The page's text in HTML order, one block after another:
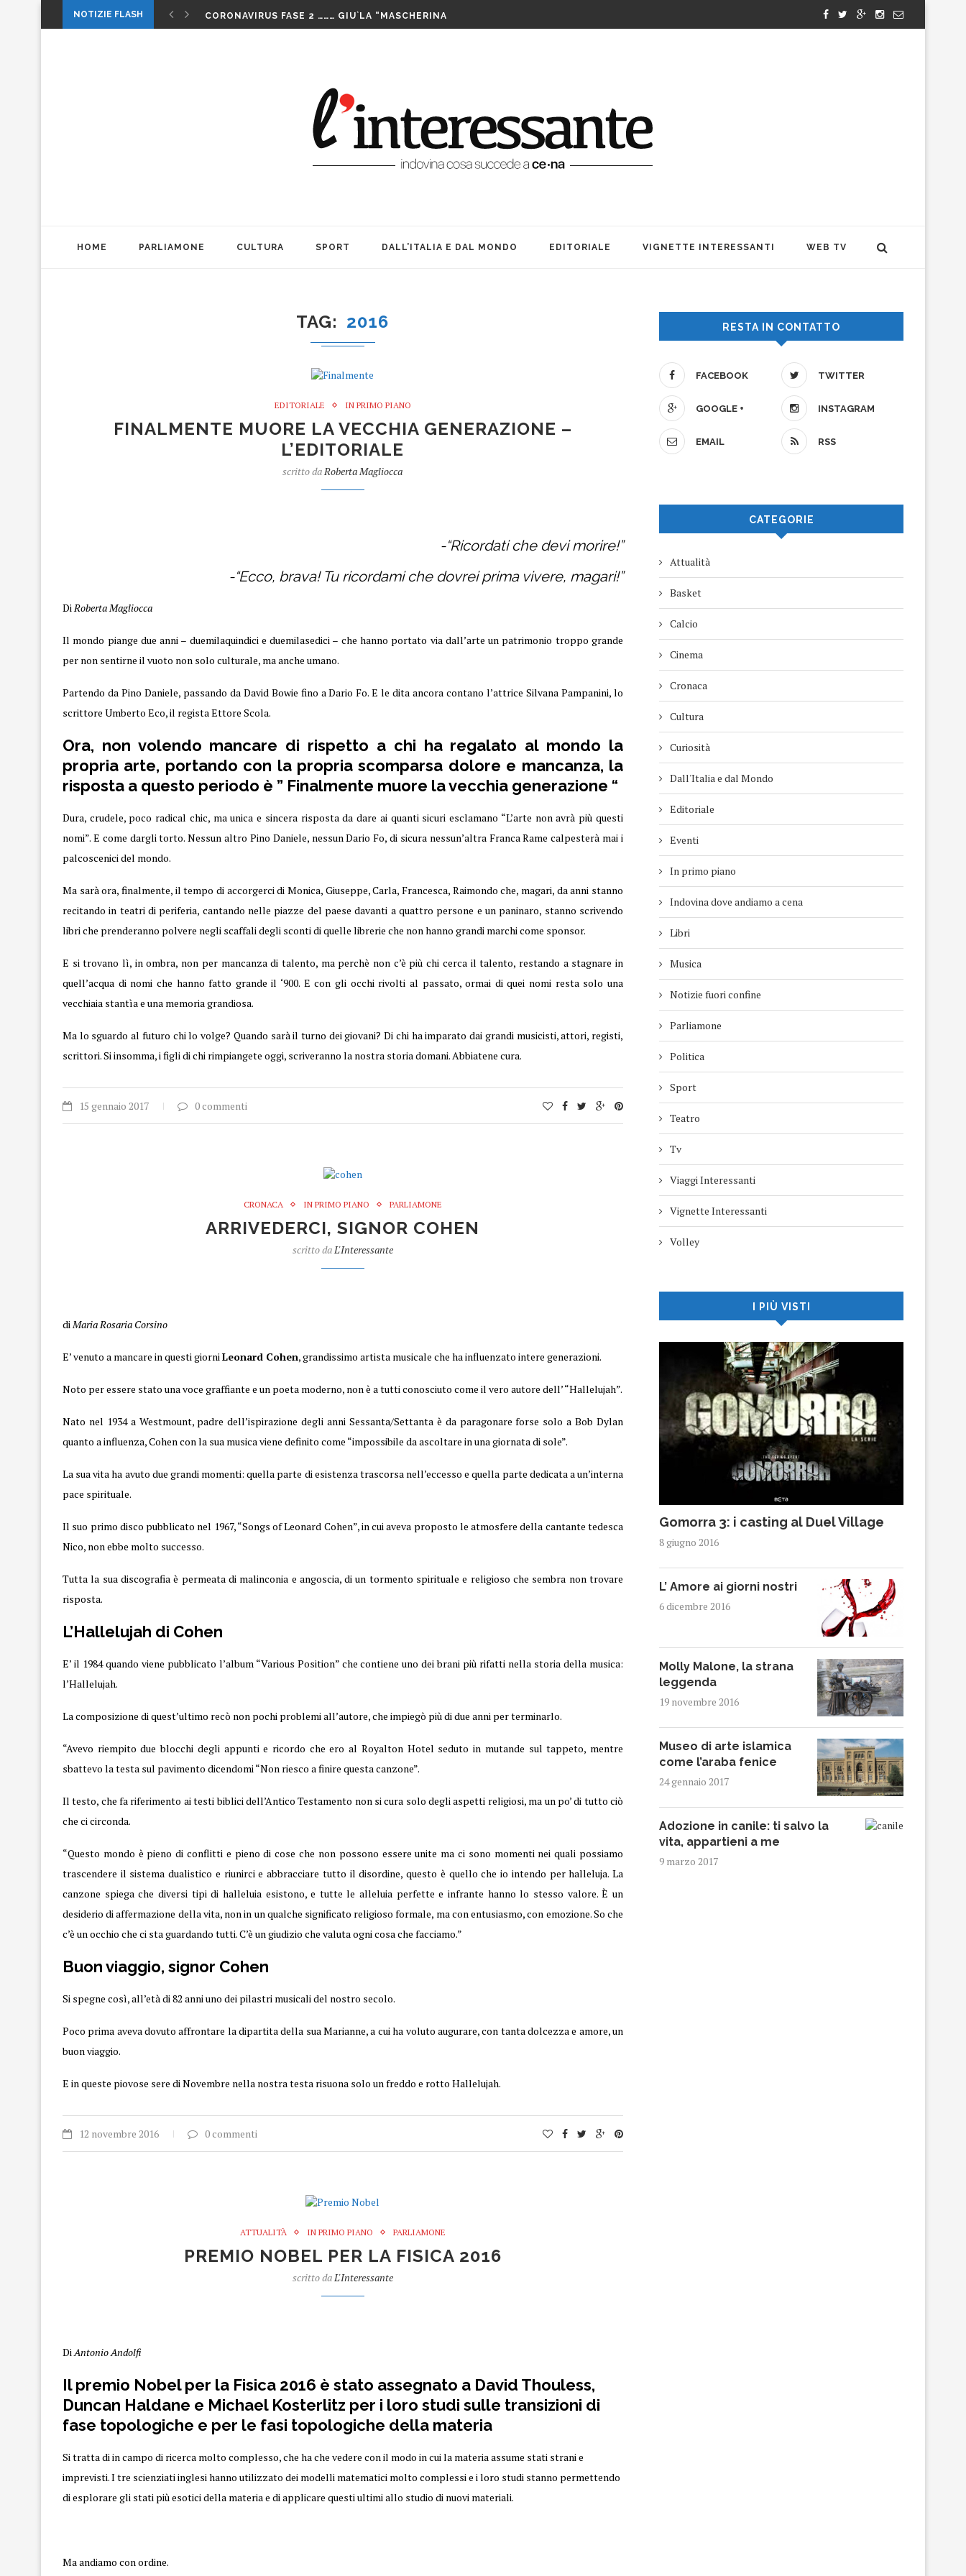
NOTIZIE FLASH
CORONAVIRUS FASE 2 ……… GIU`LA “MASCHERINA
LA MUSICA DELLA GATTA CENERENTOLA COME PASS PER...
DA CONSUMARCI PREFERIBILMENTE DOPO MORTI: OFFICINA TEATRO INCANTA...
VALERIO BIANCHINI E LE SUE … BOMBE. AMARCORD...
CASO WEINSTEIN. DITE ALLE DONNE CHE NON SIAMO...
THE ALIENS AD OFFICINA TEATRO: VITA, AMICIZIA ED...
1 MAGGIO: FESTA O…. LUTTO. UNA FESTA BEN...
HOME PARLIAMONE CULTURA SPORT DALL’ITALIA E DAL MONDO EDITORIALE VIGNETTE INTERESSANTI WEB TV
TAG 2016
EDITORIALE IN PRIMO PIANO
FINALMENTE MUORE LA VECCHIA GENERAZIONE –
L’EDITORIALE
scritto daRoberta Magliocca
-“Ricordati che devi morire!”
-“Ecco, brava! Tu ricordami che dovrei prima vivere, magari!”
DiRoberta Magliocca
Il mondo piange due anni – duemilaquindici e duemilasedici – che hanno portato via dall’arte un patrimonio troppo grande
per non sentirne il vuoto non solo culturale, ma anche umano.
Partendo da Pino Daniele, passando da David Bowie fino a Dario Fo. E le dita ancora contano l’attrice Silvana Pampanini, lo
scrittore Umberto Eco, il regista Ettore Scola.
Ora, non volendo mancare di rispetto a chi ha regalato al mondo la
propria arte, portando con la propria scomparsa dolore e mancanza, la
risposta a questo periodo è ” Finalmente muore la vecchia generazione “
Dura, crudele, poco radical chic, ma unica e sincera risposta da dare ai quanti sicuri esclamano “L’arte non avrà più questi
nomi”. E come dargli torto. Nessun altro Pino Daniele, nessun Dario Fo, di sicura nessun’altra Franca Rame calpesterà mai i
palcoscenici del mondo.
Ma sarà ora, finalmente, il tempo di accorgerci di Monica, Giuseppe, Carla, Francesca, Raimondo che, magari, da anni stanno
recitando in teatri di periferia, cantando nelle piazze del paese davanti a quattro persone e un paninaro, stanno scrivendo
libri che prenderanno polvere negli scaffali degli sconti di quelle librerie che non hanno grandi marchi come sponsor.
E si trovano lì, in ombra, non per mancanza di talento, ma perchè non c’è più chi cerca il talento, restando a stagnare in
quell’acqua di nomi che hanno fatto grande il ‘900. E con gli occhi rivolti al passato, ormai di quei nomi resta solo una
vecchiaia stantìa e una memoria grandiosa.
Ma lo sguardo al futuro chi lo volge? Quando sarà il turno dei giovani? Di chi ha imparato dai grandi musicisti, attori, registi,
scrittori. Si insomma, i figli di chi rimpiangete oggi, scriveranno la nostra storia domani. Abbiatene cura.
15 gennaio 2017 0 commenti
CRONACA IN PRIMO PIANO PARLIAMONE
ARRIVEDERCI, SIGNOR COHEN
scritto daL'Interessante
diMaria Rosaria Corsino
E’ venuto a mancare in questi giorniLeonard Cohen, grandissimo artista musicale che ha influenzato intere generazioni.
Noto per essere stato una voce graffiante e un poeta moderno, non è a tutti conosciuto come il vero autore dell’ “Hallelujah”.
Nato nel 1934 a Westmount, padre dell’ispirazione degli anni Sessanta/Settanta è da paragonare forse solo a Bob Dylan
quanto a influenza, Cohen con la sua musica viene definito come “impossibile da ascoltare in una giornata di sole”.
La sua vita ha avuto due grandi momenti: quella parte di esistenza trascorsa nell’eccesso e quella parte dedicata a un’interna
pace spirituale.
Il suo primo disco pubblicato nel 1967, “Songs of Leonard Cohen”, in cui aveva proposto le atmosfere della cantante tedesca
Nico, non ebbe molto successo.
Tutta la sua discografia è permeata di malinconia e angoscia, di un tormento spirituale e religioso che sembra non trovare
risposta.
L’Hallelujah di Cohen
E’ il 1984 quando viene pubblicato l’album “Various Position” che contiene uno dei brani più rifatti nella storia della musica:
l’Hallelujah.
La composizione di quest’ultimo recò non pochi problemi all’autore, che impiegò più di due anni per terminarlo.
“Avevo riempito due blocchi degli appunti e ricordo che ero al Royalton Hotel seduto in mutande sul tappeto, mentre
sbattevo la testa sul pavimento dicendomi “Non riesco a finire questa canzone”.
Il testo, che fa riferimento ai testi biblici dell’Antico Testamento non si cura solo degli aspetti religiosi, ma un po’ di tutto ciò
che ci circonda.
“Questo mondo è pieno di conflitti e pieno di cose che non possono essere unite ma ci sono momenti nei quali possiamo
trascendere il sistema dualistico e riunirci e abbracciare tutto il disordine, questo è quello che io intendo per halleluja. La
canzone spiega che diversi tipi di halleluia esistono, e tutte le alleluia perfette e infrante hanno lo stesso valore. È un
desiderio di affermazione della vita, non in un qualche significato religioso formale, ma con entusiasmo, con emozione. So che
c’è un occhio che ci sta guardando tutti. C’è un giudizio che valuta ogni cosa che facciamo.”
Buon viaggio, signor Cohen
Si spegne così, all’età di 82 anni uno dei pilastri musicali del nostro secolo.
Poco prima aveva dovuto affrontare la dipartita della sua Marianne, a cui ha voluto augurare, con tanta dolcezza e amore, un
buon viaggio.
E in queste piovose sere di Novembre nella nostra testa risuona solo un freddo e rotto Hallelujah.
12 novembre 2016 0 commenti
ATTUALITÀ IN PRIMO PIANO PARLIAMONE
PREMIO NOBEL PER LA FISICA 2016
scritto daL'Interessante
DiAntonio Andolfi
Il premio Nobel per la Fisica 2016 è stato assegnato a David Thouless,
Duncan Haldane e Michael Kosterlitz per i loro studi sulle transizioni di
fase topologiche e per le fasi topologiche della materia
Si tratta di in campo di ricerca molto complesso, che ha che vedere con il modo in cui la materia assume stati strani e
imprevisti. I tre scienziati inglesi hanno utilizzato dei modelli matematici molto complessi e i loro studi stanno permettendo
di esplorare gli stati più esotici della materia e di applicare questi ultimi allo studio di nuovi materiali.
Ma andiamo con ordine.
RESTA IN CONTATTO
FACEBOOK TWITTER
GOOGLE + INSTAGRAM
EMAIL RSS
CATEGORIE
Attualità
Basket
Calcio
Cinema
Cronaca
Cultura
Curiosità
Dall'Italia e dal Mondo
Editoriale
Eventi
In primo piano
Indovina dove andiamo a cena
Libri
Musica
Notizie fuori confine
Parliamone
Politica
Sport
Teatro
Tv
Viaggi Interessanti
Vignette Interessanti
Volley
I PIÙ VISTI
Gomorra 3: i casting al Duel Village
8 giugno 2016
L’ Amore ai giorni nostri
6 dicembre 2016
Molly Malone, la strana
leggenda
19 novembre 2016
Museo di arte islamica
come l’araba fenice
24 gennaio 2017
Adozione in canile: ti salvo la
vita, appartieni a me
9 marzo 2017